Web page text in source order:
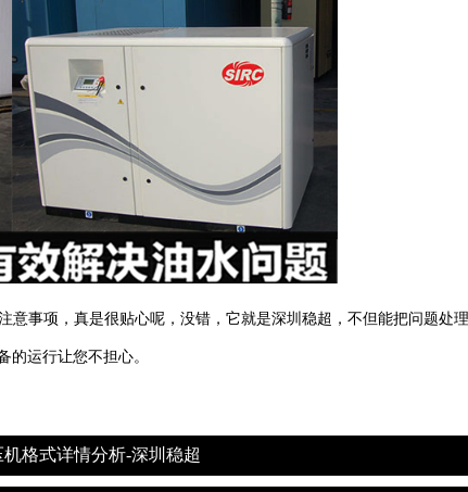
意事项，真是很贴心呢，没错，它就是深圳稳超，不但能把问题处理
的运行让您不担心。
格式详情分析-深圳稳超